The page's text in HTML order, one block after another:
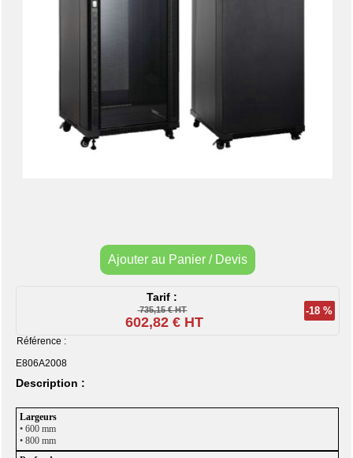
Ajouter au Panier / Devis
Tarif :
735,15 € HT
602,82 € HT
-18 %
Référence :
E806A2008
Description :
• 600 mm
• 800 mm